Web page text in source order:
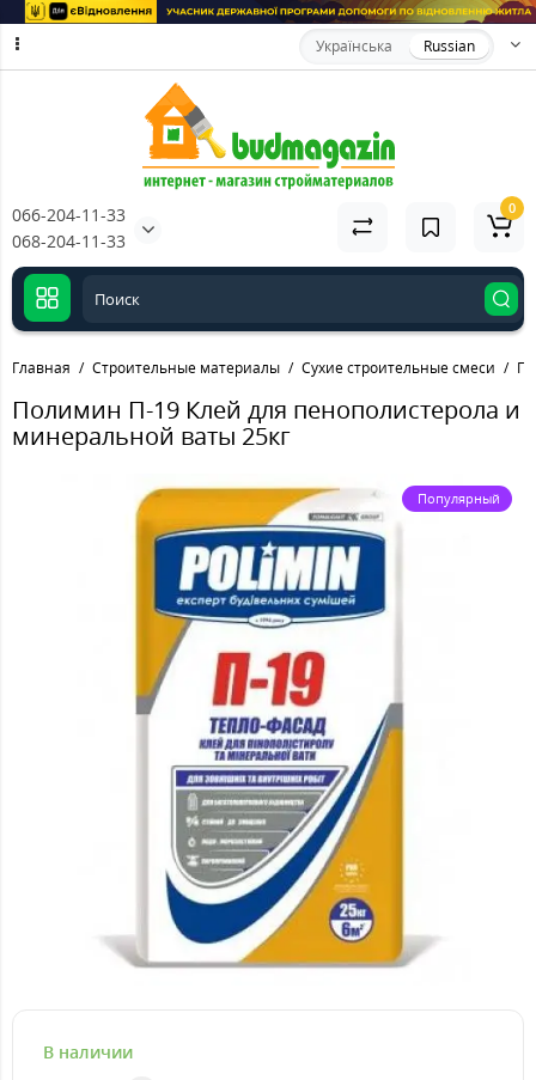
Українська Russian
066-204-11-33
068-204-11-33
0
Главная Строительные материалы Сухие строительные смеси
Полимин П-19 Клей для пенополистерола и
минеральной ваты 25кг
Популярный
В наличии